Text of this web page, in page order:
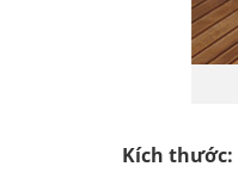
Kích thước: